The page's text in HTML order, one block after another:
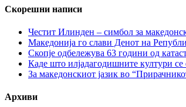
Скорешни написи
Честит Илинден – симбол за
Македонија го слави Денот на
Скопје одбележува 63 години од
Каде што илјадагодишните култури
За македонскиот јазик во
Архиви